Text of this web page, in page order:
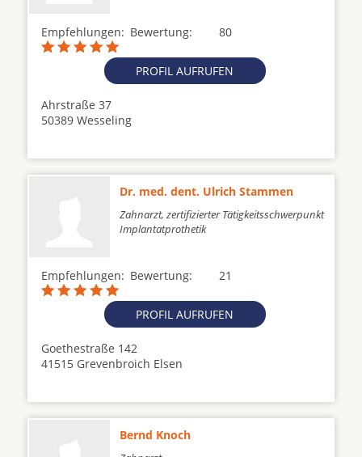
Empfehlungen: 80
Bewertung:
PROFIL AUFRUFEN
Ahrstraße 37
50389 Wesseling
Dr. med. dent. Ulrich Stammen
Zahnarzt, zertifizierter Tätigkeitsschwerpunkt
Implantatprothetik
Empfehlungen: 21
Bewertung:
PROFIL AUFRUFEN
Goethestraße 142
41515 Grevenbroich Elsen
Bernd Knoch